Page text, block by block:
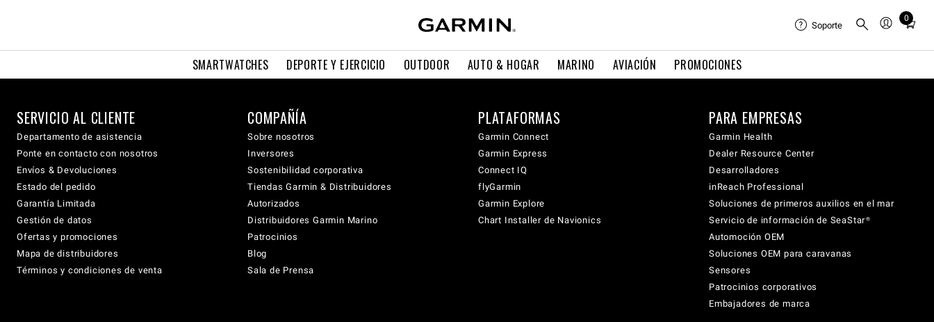
SMARTWATCHES DEPORTE Y EJERCICIO OUTDOOR AUTO & HOGAR MARINO AVIACIÓN PROMOCIONES
Soporte
0
Total
in
SERVICIO AL CLIENTE
Departamento de asistencia
Ponte en contacto con nosotros
Envíos & Devoluciones
Estado del pedido
Garantía Limitada
Gestión de datos
Ofertas y promociones
Mapa de distribuidores
Términos y condiciones de venta
COMPAÑÍA
Sobre nosotros
Inversores
Sostenibilidad corporativa
Tiendas Garmin & Distribuidores
Autorizados
Distribuidores Garmin Marino
Patrocinios
Blog
Sala de Prensa
PLATAFORMAS
Garmin Connect
Garmin Express
Connect IQ
flyGarmin
Garmin Explore
Chart Installer de Navionics
PARA EMPRESAS
Garmin Health
Dealer Resource Center
Desarrolladores
inReach Professional
Soluciones de primeros auxilios en el mar
Servicio de información de SeaStar®
Automoción OEM
Soluciones OEM para caravanas
Sensores
Patrocinios corporativos
Embajadores de marca